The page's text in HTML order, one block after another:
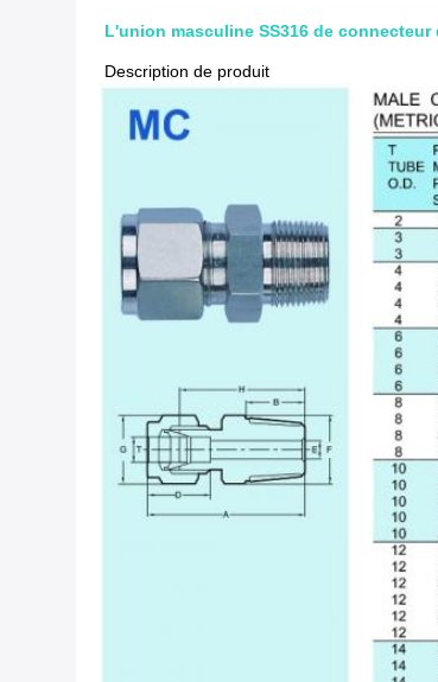
L'union masculine SS316 de
Description de produit